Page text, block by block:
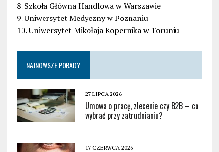
8. Szkoła Główna Handlowa w Warszawie
9. Uniwersytet Medyczny w Poznaniu
10. Uniwersytet Mikołaja Kopernika w Toruniu
NAJNOWSZE PORADY
27 LIPCA 2026
Umowa o pracę, zlecenie czy B2B – co
wybrać przy zatrudnianiu?
17 CZERWCA 2026